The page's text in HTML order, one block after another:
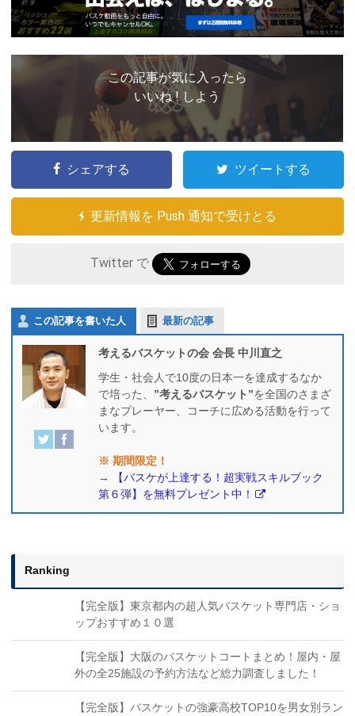
この記事が気に入ったら
いいね ! しよう
シェアする ツイートする
更新情報を Push 通知で受けとる
Twitter で
この記事を書いた人 最新の記事
考えるバスケットの会 会長 中川直之
学生・社会人で10度の日本一を達成するなか
で培った、 ”考えるバスケット”を全国のさまざ
まなプレーヤー、コーチに広める活動を行って
います。
※ 期間限定！
→
【バスケが上達する！超実戦スキルブック
第６弾】を無料プレゼント中！
Ranking
【完全版】東京都内の超人気バスケット専門店・ショ
ップおすすめ１０選
【完全版】大阪のバスケットコートまとめ！屋内・屋
外の全25施設の予約方法など総力調査しました！
【完全版】バスケットの強豪高校TOP10を男女別ラン